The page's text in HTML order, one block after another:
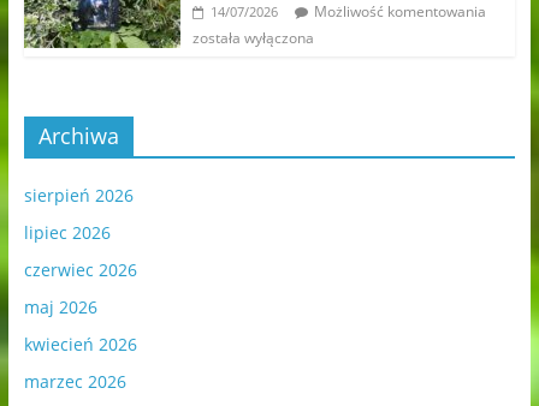
14/07/2026
Możliwość komentowania
została wyłączona
Archiwa
sierpień 2026
lipiec 2026
czerwiec 2026
maj 2026
kwiecień 2026
marzec 2026